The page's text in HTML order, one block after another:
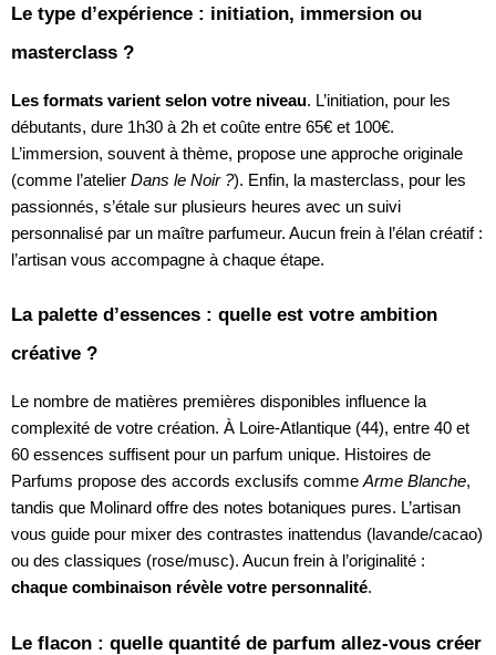
Le type d’expérience : initiation, immersion ou
masterclass ?
Les formats varient selon votre niveau. L’initiation, pour les
débutants, dure 1h30 à 2h et coûte entre 65€ et 100€.
L’immersion, souvent à thème, propose une approche originale
(comme l’atelier Dans le Noir ?). Enfin, la masterclass, pour les
passionnés, s’étale sur plusieurs heures avec un suivi
personnalisé par un maître parfumeur. Aucun frein à l’élan créatif :
l’artisan vous accompagne à chaque étape.
La palette d’essences : quelle est votre ambition
créative ?
Le nombre de matières premières disponibles influence la
complexité de votre création. À Loire-Atlantique (44), entre 40 et
60 essences suffisent pour un parfum unique. Histoires de
Parfums propose des accords exclusifs commeArme Blanche,
tandis que Molinard offre des notes botaniques pures. L’artisan
vous guide pour mixer des contrastes inattendus (lavande/cacao)
ou des classiques (rose/musc). Aucun frein à l’originalité :
chaque combinaison révèle votre personnalité.
Le flacon : quelle quantité de parfum allez-vous créer